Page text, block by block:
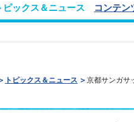
ピックス＆ニュース コンテン
トピックス＆ニュース 京都サンガサ